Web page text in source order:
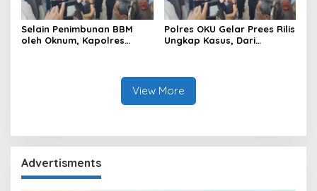
Selain Penimbunan BBM
oleh Oknum, Kapolres
Polres OKU Gelar Prees Rilis
Ungkap Kasus, Dari
View More
Advertisments